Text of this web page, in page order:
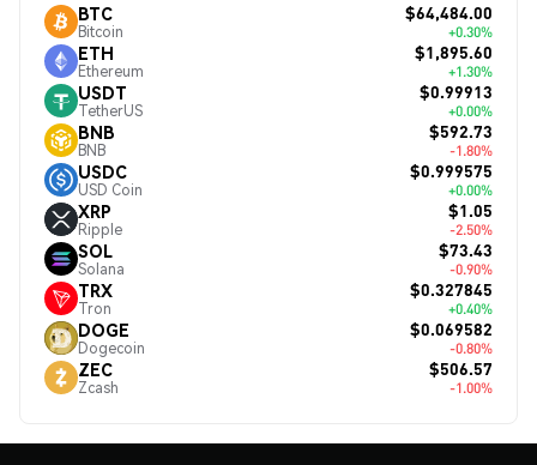
BTC
Bitcoin
$64,484.00
+0.30%
ETH
Ethereum
$1,895.60
+1.30%
USDT
TetherUS
$0.99913
+0.00%
BNB
BNB
$592.73
-1.80%
USDC
USD Coin
$0.999575
+0.00%
XRP
Ripple
$1.05
-2.50%
SOL
Solana
$73.43
-0.90%
TRX
Tron
$0.327845
+0.40%
DOGE
Dogecoin
$0.069582
-0.80%
ZEC
Zcash
$506.57
-1.00%